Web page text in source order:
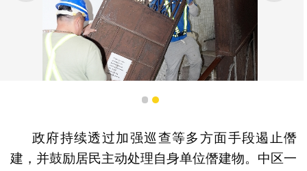
1 2
政府持续透过加强巡查等多方面手段遏止僭
建，并鼓励居民主动处理自身单位僭建物。中区一